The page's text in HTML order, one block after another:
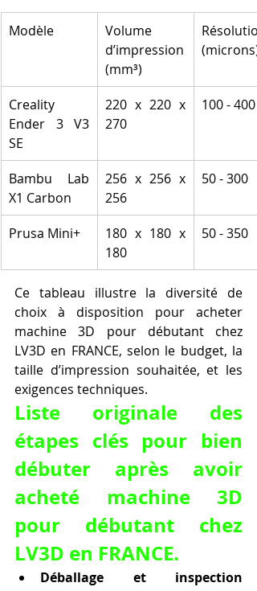
Modèle
Volume
d’impression
(mm³)
Résolution
(microns)
Creality
Ender 3 V3
SE
220 x 220 x
270
100 - 400
Bambu Lab
X1 Carbon
256 x 256 x
256
50 - 300
Prusa Mini+
180 x 180 x
180
50 - 350
Ce tableau illustre la diversité de
choix à disposition pour acheter
machine 3D pour débutant chez
LV3D en FRANCE, selon le budget, la
taille d’impression souhaitée, et les
exigences techniques.
Liste originale des
étapes clés pour bien
débuter après avoir
acheté machine 3D
pour débutant chez
LV3D en FRANCE.
Déballage et inspection